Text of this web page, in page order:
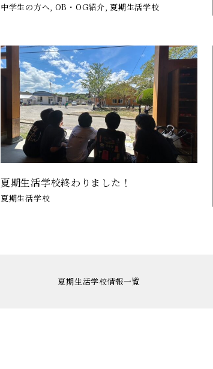
中学生の方へ, OB・OG紹介, 夏期生活学校
夏期生活学校終わりました！
夏期生活学校
夏期⽣活学校情報一覧